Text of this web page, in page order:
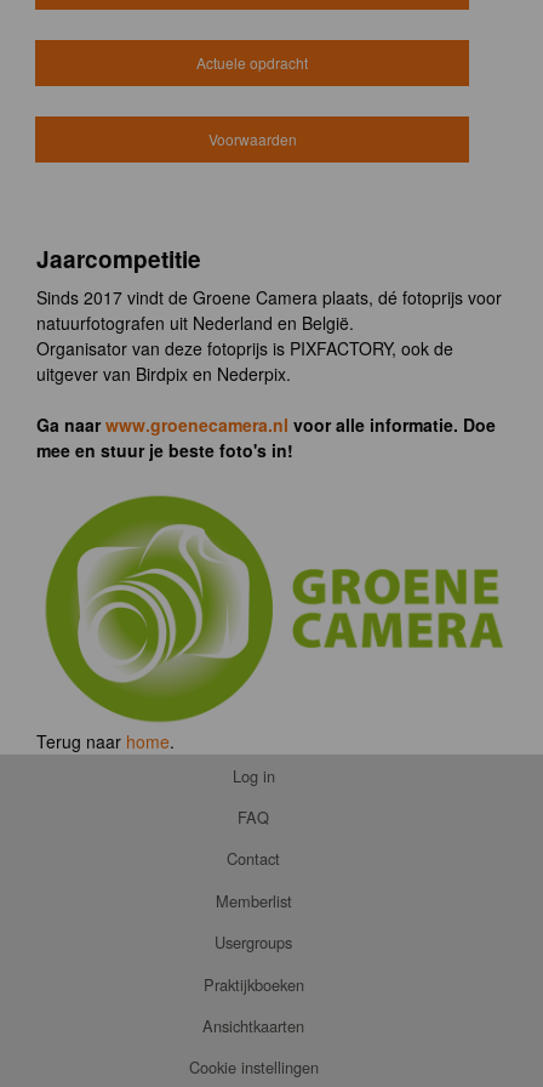
Actuele opdracht
Voorwaarden
Jaarcompetitie
Sinds 2017 vindt de Groene Camera plaats, dé fotoprijs voor
natuurfotografen uit Nederland en België.
Organisator van deze fotoprijs is PIXFACTORY, ook de
uitgever van Birdpix en Nederpix.
Ga naarwww.groenecamera.nl voor alle informatie. Doe
mee en stuur je beste foto's in!
Terug naar home.
Log in
FAQ
Contact
Memberlist
Usergroups
Praktijkboeken
Ansichtkaarten
Cookie instellingen